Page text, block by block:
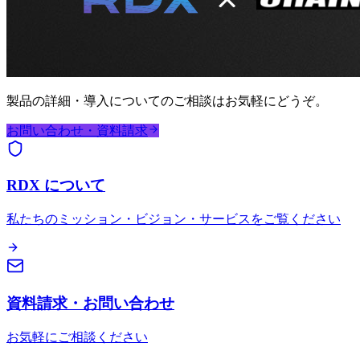
製品の詳細・導入についてのご相談はお気軽にどうぞ。
お問い合わせ・資料請求
RDX について
私たちのミッション・ビジョン・サービスをご覧ください
資料請求・お問い合わせ
お気軽にご相談ください